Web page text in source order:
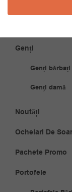
Genți
Genți bărbați
Genți damă
Noutăți
Ochelari De
Pachete Promo
Portofele